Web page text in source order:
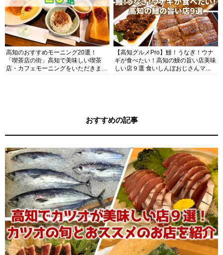
高知のおすすめモーニング20選！
「喫茶店の街」高知で美味しい喫茶
店・カフェモーニングをいただきま
【高知グルメPro】鰻！うなぎ！ウナ
ギが食べたい！高知の鰻の旨い店美味
しい店９選 食いしんぼおじさんマッ
おすすめの記事